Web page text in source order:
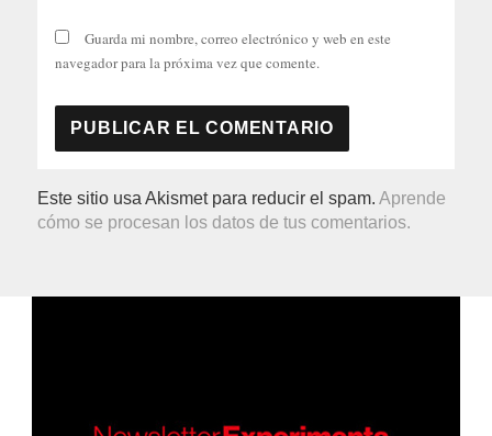
Guarda mi nombre, correo electrónico y web en este
navegador para la próxima vez que comente.
Este sitio usa Akismet para reducir el spam.Aprende
cómo se procesan los datos de tus comentarios.